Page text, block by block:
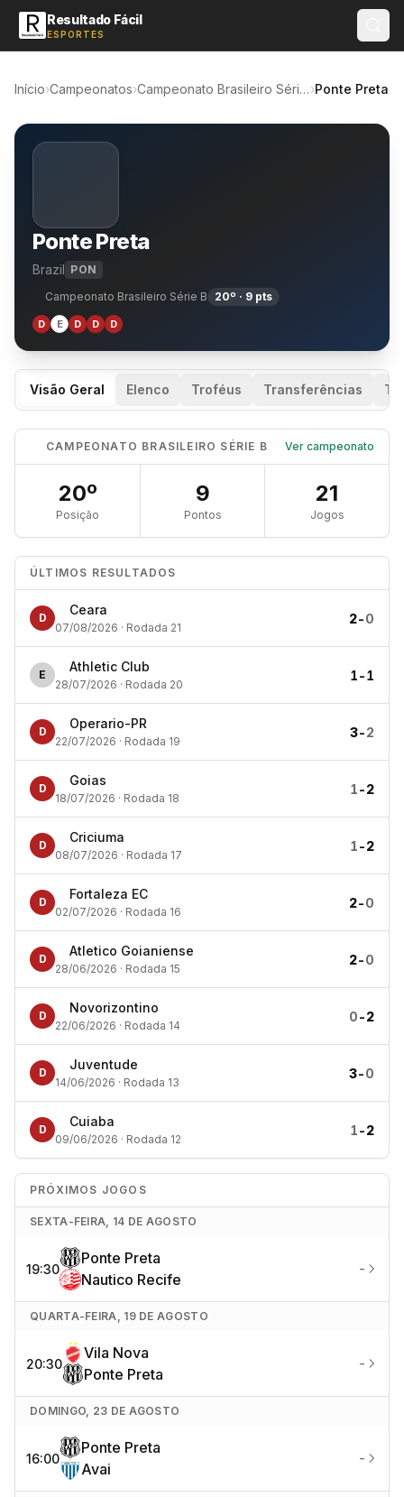
Resultado Fácil
ESPORTES
Início›Campeonatos› Campeonato Brasileiro Série B›Ponte Preta
Ponte Preta
Brazil PON
Campeonato Brasileiro Série B
20º · 9 pts
D E D D D
Visão Geral Elenco Troféus Transferências
CAMPEONATO BRASILEIRO SÉRIE B Ver campeonato
20º
Posição
9
Pontos
21
Jogos
ÚLTIMOS RESULTADOS
D
Ceara
07/08/2026 · Rodada 21
2-0
E
Athletic Club
28/07/2026 · Rodada 20
1-1
D
Operario-PR
22/07/2026 · Rodada 19
3-2
D
Goias
18/07/2026 · Rodada 18
1-2
D
Criciuma
08/07/2026 · Rodada 17
1-2
D
Fortaleza EC
02/07/2026 · Rodada 16
2-0
D
Atletico Goianiense
28/06/2026 · Rodada 15
2-0
D
Novorizontino
22/06/2026 · Rodada 14
0-2
D
Juventude
14/06/2026 · Rodada 13
3-0
D
Cuiaba
09/06/2026 · Rodada 12
1-2
PRÓXIMOS JOGOS
SEXTA-FEIRA, 14 DE AGOSTO
19:30
Ponte Preta
Nautico Recife
-
QUARTA-FEIRA, 19 DE AGOSTO
20:30
Vila Nova
Ponte Preta
-
DOMINGO, 23 DE AGOSTO
16:00
Ponte Preta
Avai
-